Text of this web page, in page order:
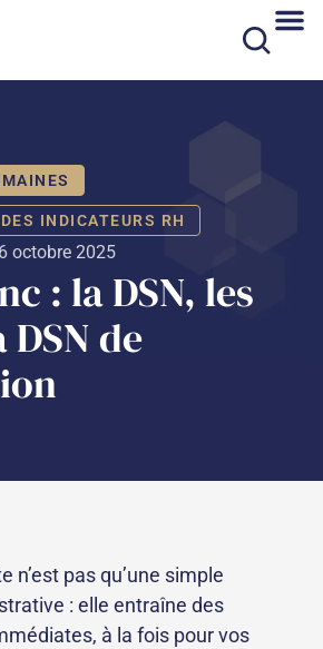
INDICATEURS RH
6 octobre 2025
: la DSN, les
DSN de
n’est pas qu’une simple
: elle entraîne des
à la fois pour vos